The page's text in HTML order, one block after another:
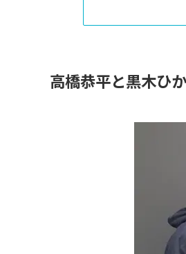
高橋恭平と黒木ひ